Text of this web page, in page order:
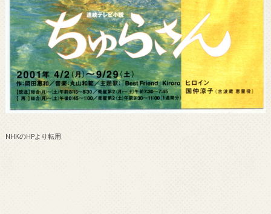
NHKのHPより転用